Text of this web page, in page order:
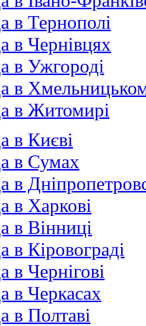
в Тернополі
в Чернівцях
в Ужгороді
в
в Житомирі
в Києві
в Сумах
в
в Харкові
в Вінниці
в Кіровограді
в Чернігові
в Черкасах
в Полтаві